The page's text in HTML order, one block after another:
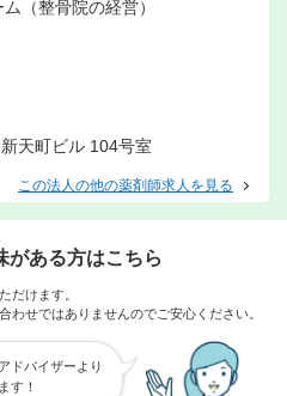
（整骨院の経営）
天町ビル 104号室
この法人の他の薬剤師求人を見る
がある方はこちら
だけます。
わせではありませんのでご安心ください。
ドバイザーより
す！